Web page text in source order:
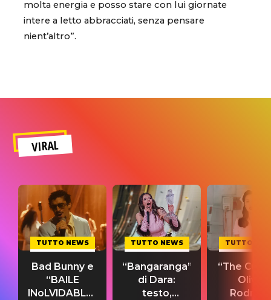
molta energia e posso stare con lui giornate
intere a letto abbracciati, senza pensare
nient’altro”.
VIRAL
TUTTO NEWS
Bad Bunny e
“BAILE
INoLVIDABLE”:
TUTTO NEWS
“Bangaranga”
di Dara:
testo,
TUTTO
“The
Olivia